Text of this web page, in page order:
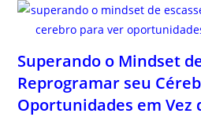
Superando o Mindset
Reprogramar seu
Oportunidades em Vez